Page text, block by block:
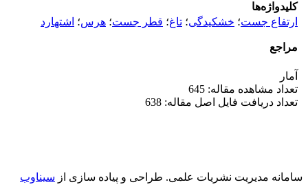
کلیدواژه‌ها
ارتفاع جست؛ خشکیدگی؛ تاغ؛ قطر جست؛ هرس‌؛ اشتهارد
مراجع
آمار
تعداد مشاهده مقاله: 645
تعداد دریافت فایل اصل مقاله: 638
سامانه مدیریت نشریات علمی. طراحی و پیاده سازی از سیناوب